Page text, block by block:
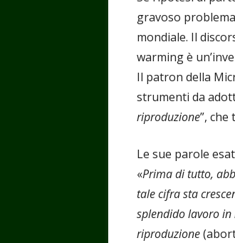
gravoso
mondiale. Il
warming è
Il patron della
strumenti da
riproduzione”,
Le sue parole
«Prima di tutto,
tale cifra sta
splendido lavoro
riproduzione